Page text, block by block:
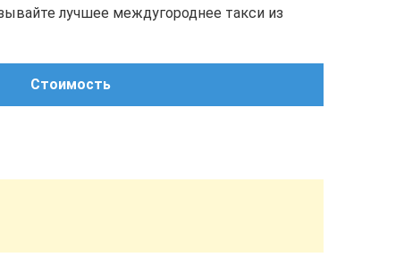
лучшее междугороднее такси из
Стоимость